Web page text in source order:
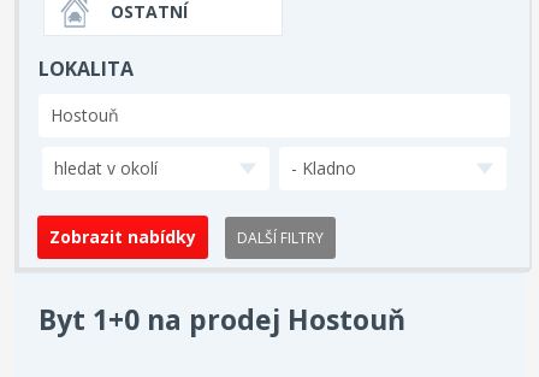
OSTATNÍ
LOKALITA
hledat v okolí - Kladno
DALŠÍ FILTRY
Byt 1+0 na prodej Hostouň